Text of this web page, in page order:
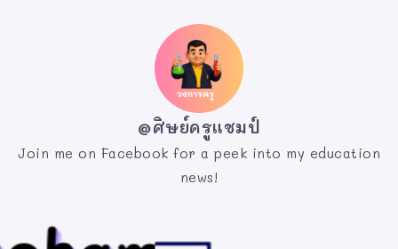
@ศิษย์ครูแชมป์
Join me on Facebook for a peek into my education
news!